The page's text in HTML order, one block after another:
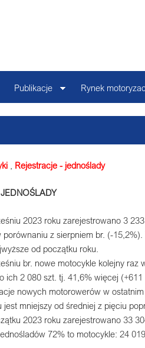
Publikacje Rynek
Rejestracje - jednoślady
2023 roku zarejestrowano 3
porównaniu z sierpniem br. (-
od początku roku.
br. nowe motocykle kolejny raz
ich 2 080 szt. tj. 41,6% więcej
nowych motorowerów w
jest mniejszy od średniej z pięciu
2023 roku zarejestrowano 33
72% to motocykle: 24